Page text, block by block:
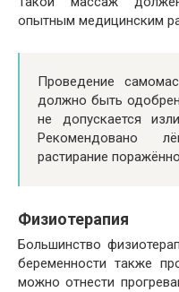
опытным медицинским
Проведение
должно быть
не допускается
Рекомендовано
растирание
Физиотерапия
Большинство
беременности также
можно отнести